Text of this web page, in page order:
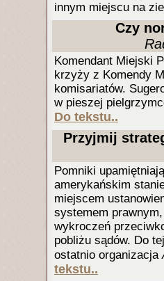
innym miejscu na
Czy
Komendant Miejski
krzyży z Komendy
komisariatów.
w pieszej
Do tekstu..
Przyjmij
Pomniki
amerykańskim
miejscem
systemem
wykroczeń
pobliżu sądów. Do
ostatnio organizacja
tekstu..